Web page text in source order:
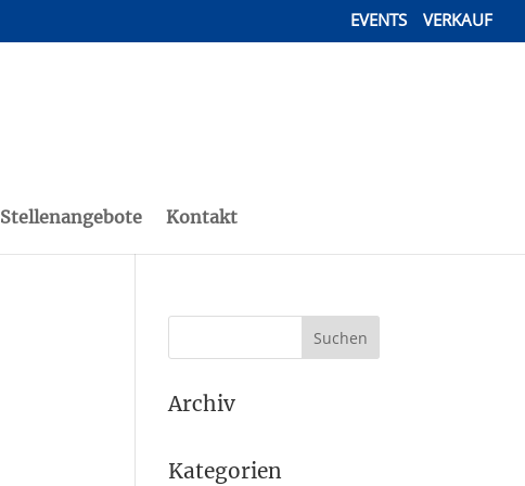
EVENTS VERKAUF
Stellenangebote Kontakt
Archiv
Kategorien